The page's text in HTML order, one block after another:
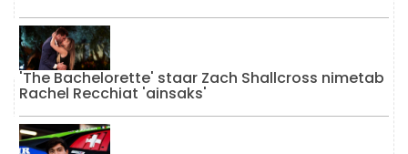
'The Bachelorette' staar Zach Shallcross nimetab
Rachel Recchiat 'ainsaks'